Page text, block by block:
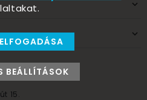
15.
BEÁLLÍTÁSOK